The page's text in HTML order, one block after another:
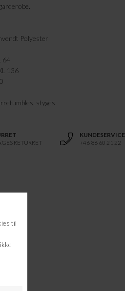
Polyester
64
136
styges
RETURRET
KUNDESERVICE
+46 86 60 21 22